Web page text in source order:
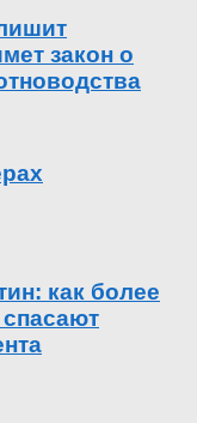
закон о
как более